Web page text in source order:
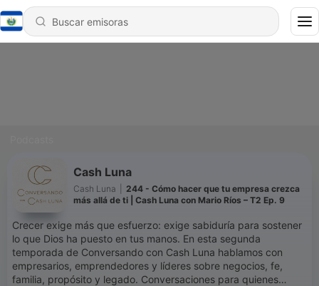
Cash Luna
Cash Luna
244 - Cómo hacer que tu empresa crezca
más allá de ti | Cash Luna con Mario Ríos – T2 Ep. 9
Crecer exige más que esfuerzo: exige sabiduría para sostener
lo que Dios ha puesto en tus manos. En esta segunda
temporada de Conversando con Cash Luna hablamos con
empresarios, emprendedores y líderes sobre negocios, fe,
familia, propósito y legado. Conversaciones para quienes